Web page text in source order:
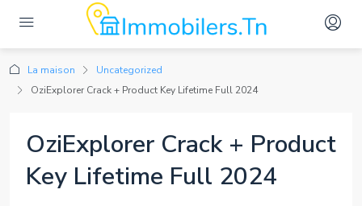
La maison
Uncategorized
OziExplorer Crack + Product Key Lifetime Full 2024
OziExplorer Crack + Product
Key Lifetime Full 2024